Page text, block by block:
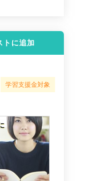
トに追加
学習支援金対象